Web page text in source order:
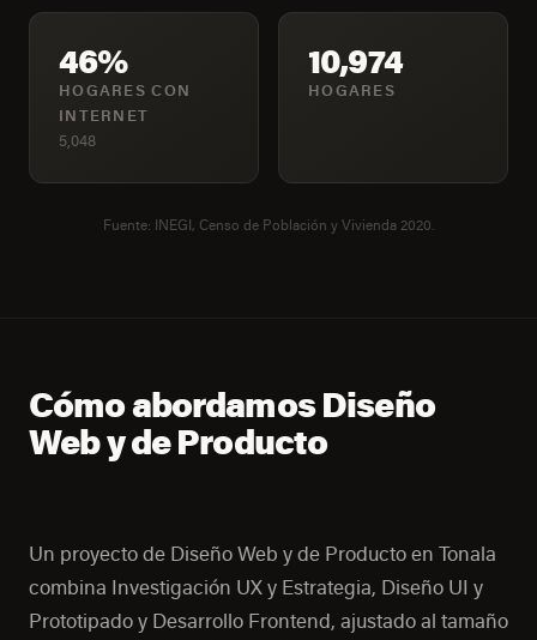
46%
HOGARES CON
INTERNET
5,048
10,974
HOGARES
Fuente: INEGI, Censo de Población y Vivienda 2020.
Cómo abordamos Diseño
Web y de Producto
Un proyecto de Diseño Web y de Producto en Tonala
combina Investigación UX y Estrategia, Diseño UI y
Prototipado y Desarrollo Frontend, ajustado al tamaño